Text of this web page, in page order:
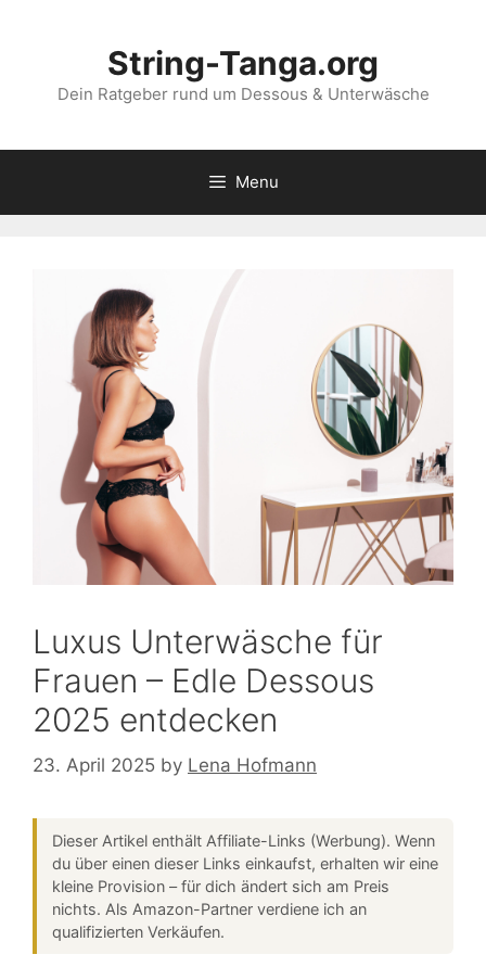
String-Tanga.org
Dein Ratgeber rund um Dessous & Unterwäsche
Menu
Luxus Unterwäsche für
Frauen – Edle Dessous
2025 entdecken
23. April 2025 by Lena Hofmann
Dieser Artikel enthält Affiliate-Links (Werbung). Wenn
du über einen dieser Links einkaufst, erhalten wir eine
kleine Provision – für dich ändert sich am Preis
nichts. Als Amazon-Partner verdiene ich an
qualifizierten Verkäufen.